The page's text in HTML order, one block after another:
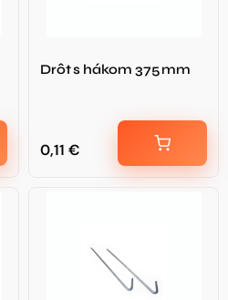
Drôt s hákom 375 mm
0,11 €